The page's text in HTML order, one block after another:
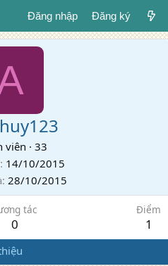
Đăng nhập Đăng ký
viên · 33
14/10/2015
28/10/2015
tác
0
Điểm
1